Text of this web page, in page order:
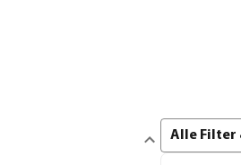
Alle Filter